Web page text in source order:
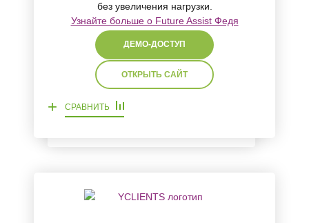
без увеличения нагрузки.
Узнайте больше о Future Assist Федя
ДЕМО-ДОСТУП
ОТКРЫТЬ САЙТ
+ СРАВНИТЬ